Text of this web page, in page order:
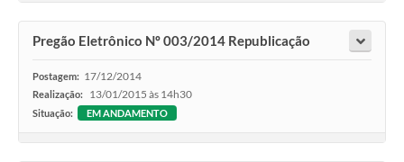
Pregão Eletrônico Nº 003/2014 Republicação
Postagem: 17/12/2014
Realização: 13/01/2015 às 14h30
Situação: EM ANDAMENTO